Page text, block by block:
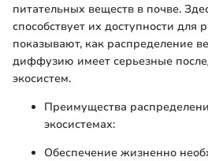
питательных веществ в почве.
способствует их доступности
показывают, как распределение
диффузию имеет серьезные
экосистем.
Преимущества
экосистемах:
Обеспечение жизненно